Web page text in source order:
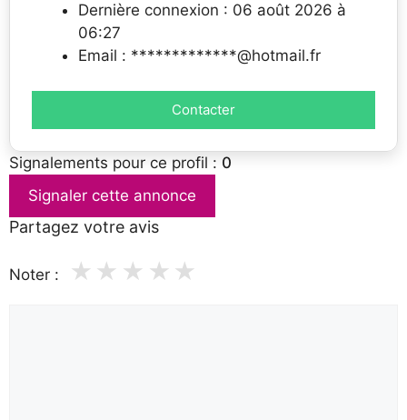
Dernière connexion : 06 août 2026 à
06:27
Email : *************@hotmail.fr
Contacter
Signalements pour ce profil : 0
Signaler cette annonce
Partagez votre avis
Noter : ★
★
★
★
★